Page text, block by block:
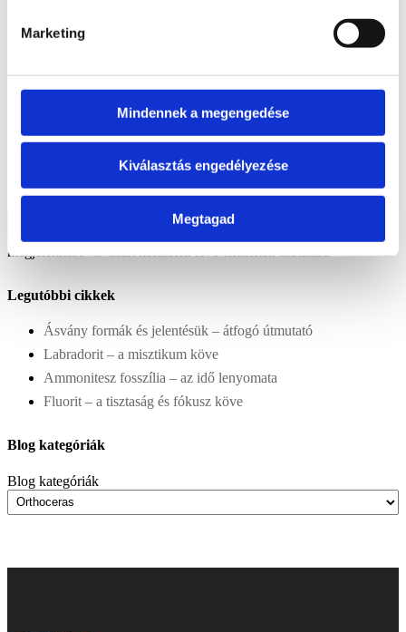
Marketing
Mindennek a megengedése
Kiválasztás engedélyezése
Megtagad
Ásvány lámpa
Aromaterápia4 Dísztárgyak559 Gyerekeknek53
Vicces
ajándék22 Idősebbeknek39
Szépségápolás72
Rendezés
Újabbak Legolcsóbb előre
Legdrágább előre
Véletlenszerű termékek
Csak az akciós termékek
megjelenítése
Legutóbbi cikkek
Ásvány formák és jelentésük – átfogó útmutató
Labradorit – a misztikum köve
Ammonitesz fosszília – az idő lenyomata
Fluorit – a tisztaság és fókusz köve
Blog kategóriák
Blog kategóriák